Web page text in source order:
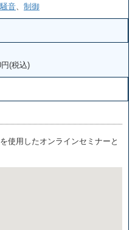
音 制御
(税込)
使用したオンラインセミナーと